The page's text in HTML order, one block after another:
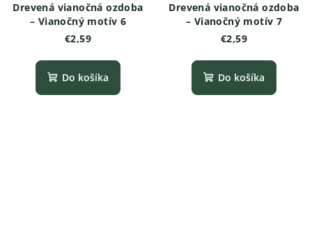
Drevená vianočná ozdoba
– Vianočný motív 6
€2,59
Do košíka
Drevená vianočná ozdoba
– Vianočný motív 7
€2,59
Do košíka